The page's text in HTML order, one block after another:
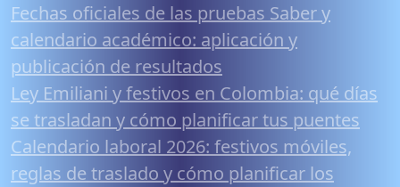
Fechas oficiales de las pruebas Saber y
calendario académico: aplicación y
publicación de resultados
Ley Emiliani y festivos en Colombia: qué días
se trasladan y cómo planificar tus puentes
Calendario laboral 2026: festivos móviles,
reglas de traslado y cómo planificar los